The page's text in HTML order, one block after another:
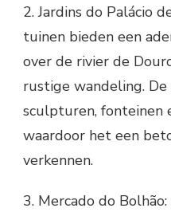
2. Jardins do Palácio
tuinen bieden een
over de rivier de
rustige wandeling.
sculpturen, fonteinen
waardoor het een
verkennen.
3. Mercado do